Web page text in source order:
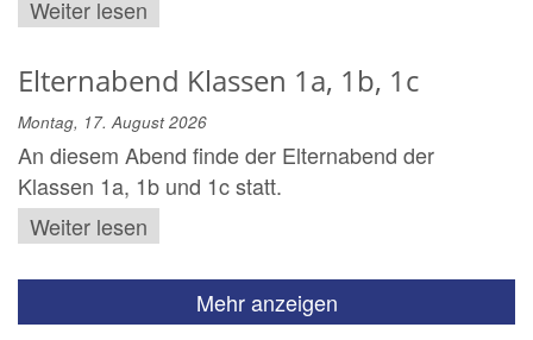
Weiter lesen
Elternabend Klassen 1a, 1b, 1c
Montag, 17. August 2026
An diesem Abend finde der Elternabend der
Klassen 1a, 1b und 1c statt.
Weiter lesen
Mehr anzeigen